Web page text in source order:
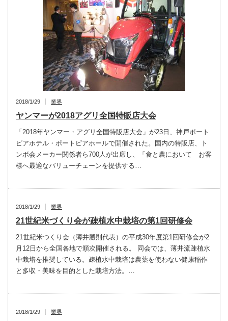
2018/1/29 業界
ヤンマーが2018アグリ全国特販店大会
「2018年ヤンマー・アグリ全国特販店大会」が23日、神戸ポート
ピアホテル・ポートピアホールで開催された。国内の特販店、ト
ンボ会メーカー関係者ら700人が出席し、「食と農において お客
様へ最適なバリューチェーンを提供する…
2018/1/29 業界
21世紀米づくり会が疎植水中栽培の第1回研修会
21世紀米つくり会（薄井勝則代表）の平成30年度第1回研修会が2
月12日から全国各地で順次開催される。 同会では、薄井流疎植水
中栽培を推奨している。疎植水中栽培は農薬を使わない健康稲作
と多収・美味を目的とした栽培方法。…
2018/1/29 業界